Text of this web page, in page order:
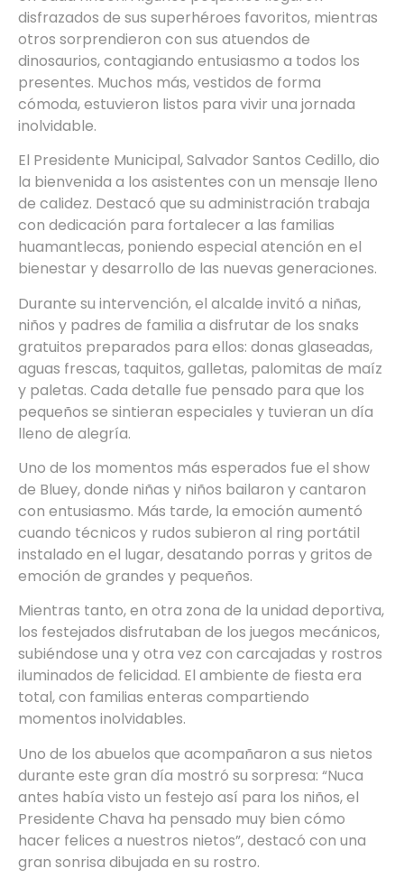
disfrazados de sus superhéroes favoritos, mientras
otros sorprendieron con sus atuendos de
dinosaurios, contagiando entusiasmo a todos los
presentes. Muchos más, vestidos de forma
cómoda, estuvieron listos para vivir una jornada
inolvidable.
El Presidente Municipal, Salvador Santos Cedillo, dio
la bienvenida a los asistentes con un mensaje lleno
de calidez. Destacó que su administración trabaja
con dedicación para fortalecer a las familias
huamantlecas, poniendo especial atención en el
bienestar y desarrollo de las nuevas generaciones.
Durante su intervención, el alcalde invitó a niñas,
niños y padres de familia a disfrutar de los snaks
gratuitos preparados para ellos: donas glaseadas,
aguas frescas, taquitos, galletas, palomitas de maíz
y paletas. Cada detalle fue pensado para que los
pequeños se sintieran especiales y tuvieran un día
lleno de alegría.
Uno de los momentos más esperados fue el show
de Bluey, donde niñas y niños bailaron y cantaron
con entusiasmo. Más tarde, la emoción aumentó
cuando técnicos y rudos subieron al ring portátil
instalado en el lugar, desatando porras y gritos de
emoción de grandes y pequeños.
Mientras tanto, en otra zona de la unidad deportiva,
los festejados disfrutaban de los juegos mecánicos,
subiéndose una y otra vez con carcajadas y rostros
iluminados de felicidad. El ambiente de fiesta era
total, con familias enteras compartiendo
momentos inolvidables.
Uno de los abuelos que acompañaron a sus nietos
durante este gran día mostró su sorpresa: “Nuca
antes había visto un festejo así para los niños, el
Presidente Chava ha pensado muy bien cómo
hacer felices a nuestros nietos”, destacó con una
gran sonrisa dibujada en su rostro.